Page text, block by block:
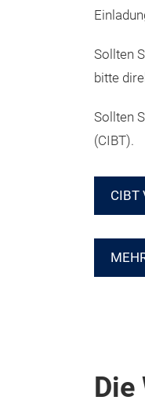
Sollten
bitte
Sollten
(CIBT).
CIBT
Die